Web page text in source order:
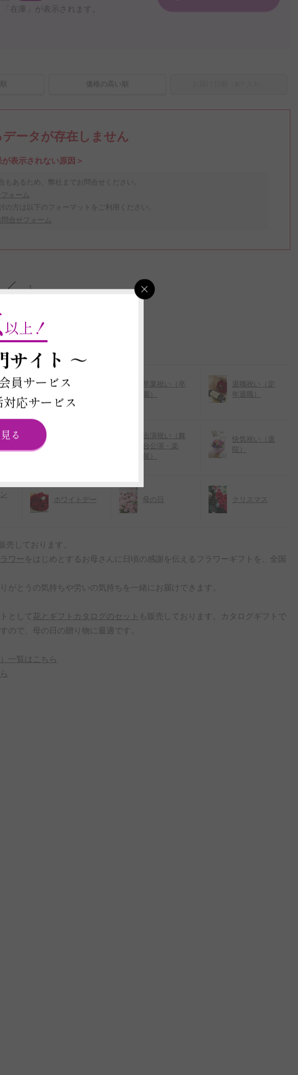
在庫」が表示されます。
価格の高い順
ータが存在しません
が表示されない原因＞
もあるため、弊社までお問合せください。
ォーム
の方は以下のフォーマットをご利用ください。
合せフォーム
1
出産祝い（出
ん・子供）
卒業祝い（卒
園）
退職祝い（定
年退職）
出演祝い（舞
台公演・楽
屋）
快気祝い（退
院）
ホワイトデー 母の日 クリスマス
売しております。
ワー をはじめとするお母さんに日頃の感謝を伝えるフラワーギフトを、全国
とうの気持ちや労いの気持ちを一緒にお届けできます。
として花とギフトカタログのセット も販売しております。カタログギフトで
ので、母の日の贈り物に最適です。
一覧はこちら
以上！
サイト ～
員サービス
応サービス
る